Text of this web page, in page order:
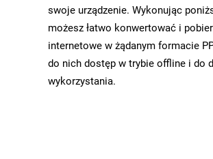
swoje urządzenie. Wykonując
możesz łatwo konwertować i
internetowe w żądanym formacie
do nich dostęp w trybie offline i do
wykorzystania.